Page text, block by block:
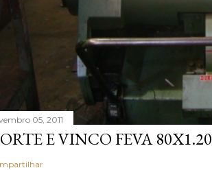
05, 2011
E VINCO FEVA 80X1.20